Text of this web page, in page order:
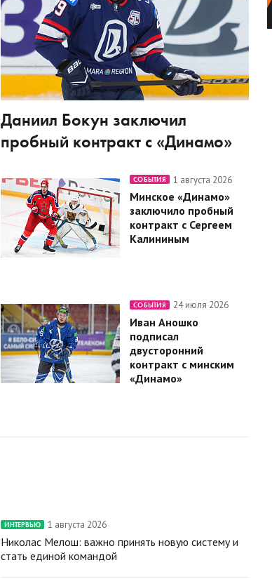
Даниил Бокун заключил
пробный контракт с «Динамо»
СОБЫТИЯ 1 августа 2026
Минское «Динамо»
заключило пробный
контракт с Сергеем
Калининым
СОБЫТИЯ 24 июля 2026
Иван Аношко
подписал
двусторонний
контракт с минским
«Динамо»
ИНТЕРВЬЮ 1 августа 2026
Николас Мелош: важно принять новую систему и
стать единой командой